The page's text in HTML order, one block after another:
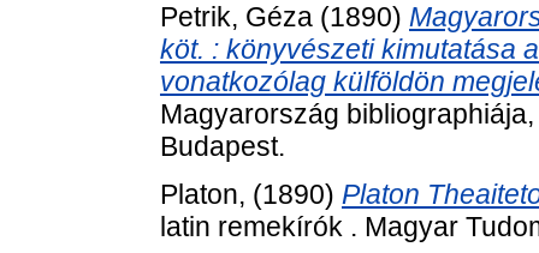
Petrik, Géza (1890)
köt. : könyvészeti kimutatása
vonatkozólag külföldön
Magyarország
Budapest.
Platon, (1890) Platon
latin remekírók . Magyar